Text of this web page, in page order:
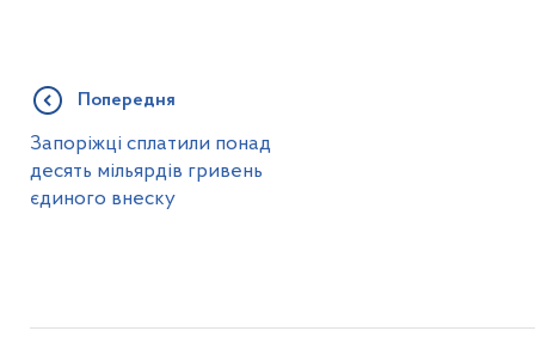
Попередня
Запоріжці сплатили понад
десять мільярдів гривень
єдиного внеску